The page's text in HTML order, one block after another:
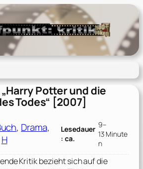
Potter und die
Todes“ [2007]
, Drama
H
Lesedauer
: ca.
9–
13 Minute
n
Kritik bezieht sich auf die